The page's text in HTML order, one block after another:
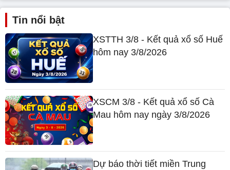
Tin nổi bật
XSTTH 3/8 - Kết quả xổ số Huế
hôm nay 3/8/2026
XSCM 3/8 - Kết quả xổ số Cà
Mau hôm nay ngày 3/8/2026
Dự báo thời tiết miền Trung